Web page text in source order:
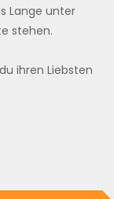
Lange unter
stehen.
ihren Liebsten